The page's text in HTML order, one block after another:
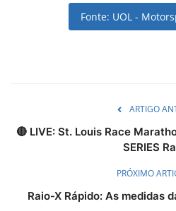
Fonte: UOL -
ARTIGO
🔴 LIVE: St. Louis Race
SERIES
PRÓXIMO
Raio-X Rápido: As medidas